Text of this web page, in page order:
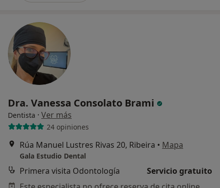
Dra. Vanessa Consolato Brami
Dentista · Ver más
24 opiniones
Rúa Manuel Lustres Rivas 20, Ribeira • Mapa
Gala Estudio Dental
Primera visita Odontología
Servicio gratuito